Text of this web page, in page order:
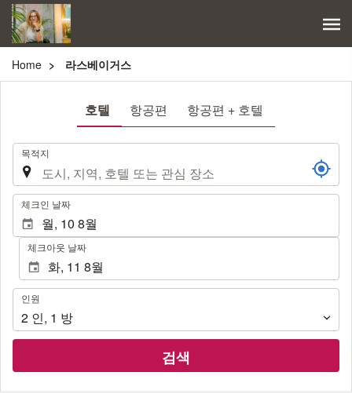
Home 라스베이거스
호텔 항공편 항공편 + 호텔
. 목적지
. 체크인 날짜
체크아웃 날짜
인
원
인원
2 인, 1 방
검색